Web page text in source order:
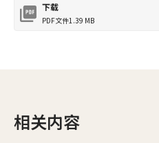
下载
PDF文件1.39 MB
相关内容